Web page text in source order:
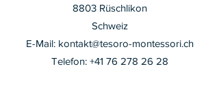
8803 Rüschlikon
Schweiz
E-Mail: kontakt@tesoro-montessori.ch
Telefon: +41 76 278 26 28